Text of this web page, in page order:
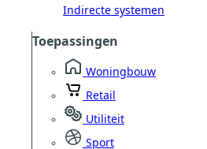
Indirecte systemen
Toepassingen
Woningbouw
Retail
Utiliteit
Sport